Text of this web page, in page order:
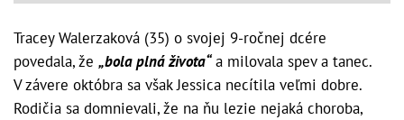
Tracey Walerzaková (35) o svojej 9-ročnej dcére
povedala, že „bola plná života“a milovala spev a tanec.
V závere októbra sa však Jessica necítila veľmi dobre.
Rodičia sa domnievali, že na ňu lezie nejaká choroba,